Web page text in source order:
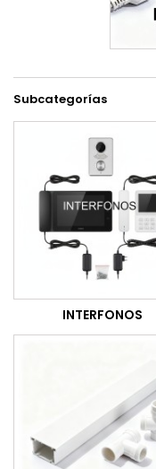
Subcategorías
INTERFONOS